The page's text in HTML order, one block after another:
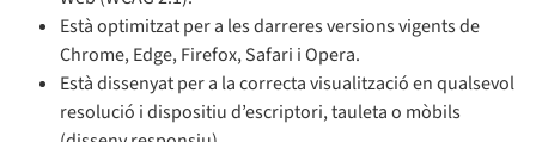
Està optimitzat per a les darreres versions vigents de
Chrome, Edge, Firefox, Safari i Opera.
Està dissenyat per a la correcta visualització en qualsevol
resolució i dispositiu d’escriptori, tauleta o mòbils